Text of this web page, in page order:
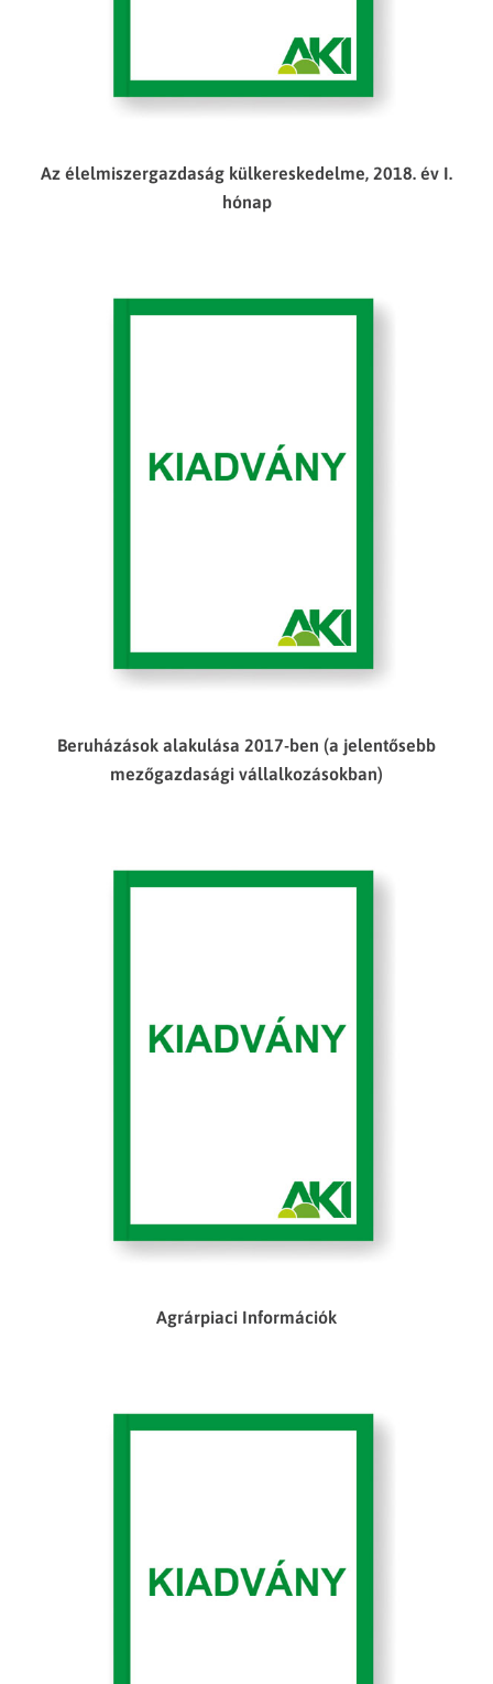
Az élelmiszergazdaság külkereskedelme, 2018. év I.
hónap
Beruházások alakulása 2017-ben (a jelentősebb
mezőgazdasági vállalkozásokban)
Agrárpiaci Információk